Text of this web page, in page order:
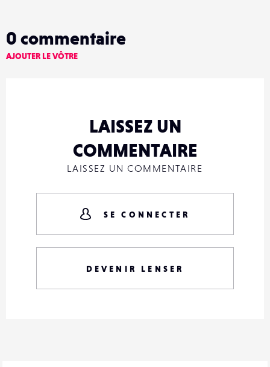
0 commentaire
AJOUTER LE VÔTRE
LAISSEZ UN
COMMENTAIRE
LAISSEZ UN COMMENTAIRE
SE CONNECTER
DEVENIR LENSER